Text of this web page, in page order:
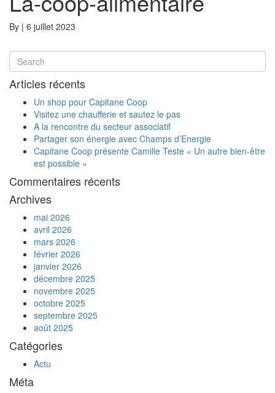
By | 6 juillet 2023
Articles récents
Un shop pour Capitane Coop
Visitez une chaufferie et sautez le pas
A la rencontre du secteur associatif
Partager son énergie avec Champs d’Energie
Capitane Coop présente Camille Teste « Un autre bien-être
est possible »
Commentaires récents
Archives
mai 2026
avril 2026
mars 2026
février 2026
janvier 2026
décembre 2025
novembre 2025
octobre 2025
septembre 2025
août 2025
Catégories
Actu
Méta